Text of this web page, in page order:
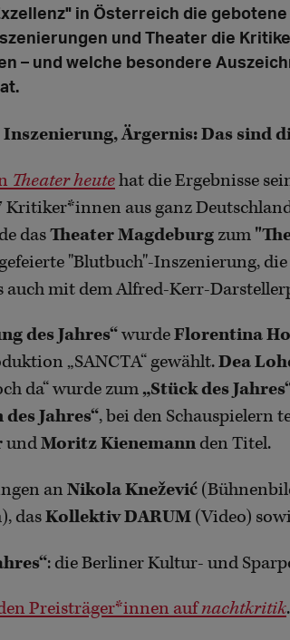
in Österreich die
und Theater die
– und welche besondere
Ärgernis: Das sind
Theater heutehat die Ergebnisse
aus ganz
dasTheater Magdeburg zum
"Blutbuch"-Inszenierung,
auch mit dem Alfred-Kerr-
des Jahres“wurdeFlorentina
„SANCTA“ gewählt.Dea
da“ wurde zum„Stück des
Jahres“, bei den Schauspielern
undMoritz Kienemann den Titel.
anNikola Knežević
dasKollektiv DARUM (Video)
: die Berliner Kultur- und
Preisträger*innen aufnachtkritik.